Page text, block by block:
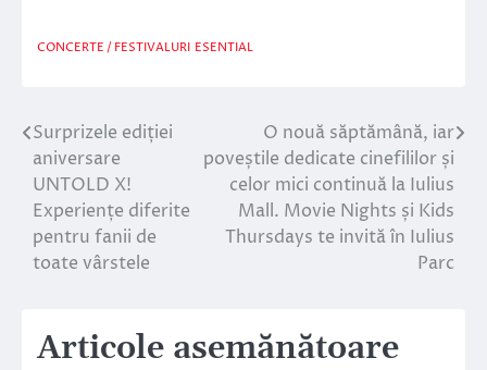
CONCERTE / FESTIVALURI ESENTIAL
Navigare
în
articole
Surprizele ediției
aniversare
UNTOLD X!
Experiențe diferite
pentru fanii de
toate vârstele
O nouă săptămână, iar
poveștile dedicate cinefililor și
celor mici continuă la Iulius
Mall. Movie Nights și Kids
Thursdays te invită în Iulius
Parc
Articole asemănătoare